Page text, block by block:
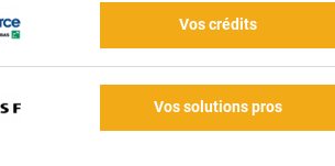
Vos crédits
Vos solutions pros